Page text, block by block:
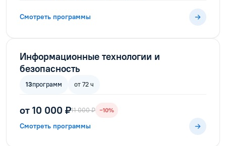
Смотреть программы
Информационные технологии и
безопасность
13программ от 72 ч
от 10 000 ₽11 000 ₽ −10%
Смотреть программы